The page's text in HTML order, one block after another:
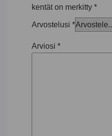
kentät on merkitty *
Arvostelusi *
Arviosi *